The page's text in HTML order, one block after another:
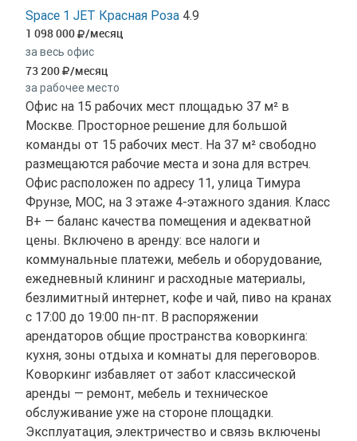
Space 1 JET Красная Роза 4.9
1 098 000 /месяц
за весь офис
73 200 /месяц
за рабочее место
Офис на 15 рабочих мест площадью 37 м² в
Москве. Просторное решение для большой
команды от 15 рабочих мест. На 37 м² свободно
размещаются рабочие места и зона для встреч.
Офис расположен по адресу 11, улица Тимура
Фрунзе, МОС, на 3 этаже 4-этажного здания. Класс
B+ — баланс качества помещения и адекватной
цены. Включено в аренду: все налоги и
коммунальные платежи, мебель и оборудование,
ежедневный клининг и расходные материалы,
безлимитный интернет, кофе и чай, пиво на кранах
с 17:00 до 19:00 пн-пт. В распоряжении
арендаторов общие пространства коворкинга:
кухня, зоны отдыха и комнаты для переговоров.
Коворкинг избавляет от забот классической
аренды — ремонт, мебель и техническое
обслуживание уже на стороне площадки.
Эксплуатация, электричество и связь включены